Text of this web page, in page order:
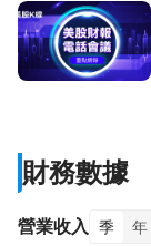
財務數據
營業收入 季 年